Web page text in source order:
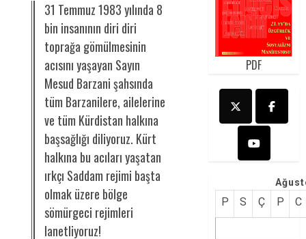
31 Temmuz 1983 yılında 8
bin insanının diri diri
toprağa gömülmesinin
acısını yaşayan Sayın
Mesud Barzani şahsında
tüm Barzanilere, ailelerine
ve tüm Kürdistan halkına
başsağlığı diliyoruz. Kürt
halkına bu acıları yaşatan
ırkçı Saddam rejimi başta
olmak üzere bölge
sömürgeci rejimleri
lanetliyoruz!
PDF
P S Ç P C